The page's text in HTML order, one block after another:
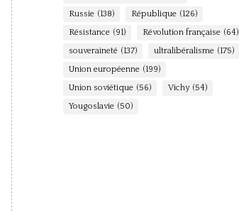
Russie (138) République (126)
Résistance (91) Révolution française (64)
souveraineté (137) ultralibéralisme (175)
Union européenne (199)
Union soviétique (56) Vichy (54)
Yougoslavie (50)